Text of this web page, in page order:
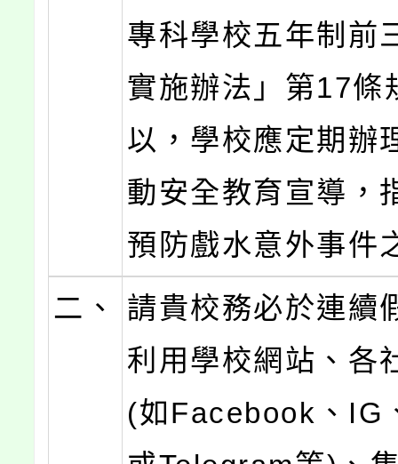
專科學校五年制前
實施辦法」第17條
以，學校應定期辦
動安全教育宣導，
預防戲水意外事件
二、
請貴校務必於連續
利用學校網站、各
(如Facebook、IG